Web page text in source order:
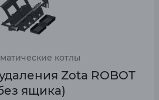
котлы
Zota ROBOT
ящика)